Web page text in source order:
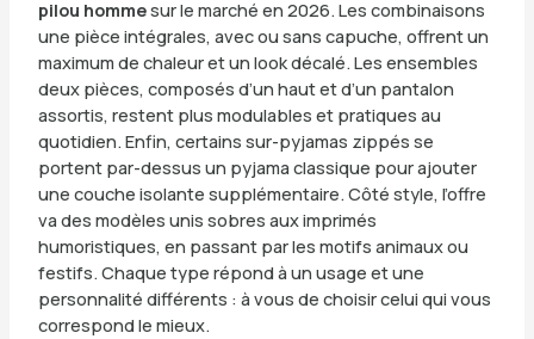
pilou hommesur le marché en 2026. Les combinaisons
une pièce intégrales, avec ou sans capuche, offrent un
maximum de chaleur et un look décalé. Les ensembles
deux pièces, composés d’un haut et d’un pantalon
assortis, restent plus modulables et pratiques au
quotidien. Enfin, certains sur-pyjamas zippés se
portent par-dessus un pyjama classique pour ajouter
une couche isolante supplémentaire. Côté style, l’offre
va des modèles unis sobres aux imprimés
humoristiques, en passant par les motifs animaux ou
festifs. Chaque type répond à un usage et une
personnalité différents : à vous de choisir celui qui vous
correspond le mieux.